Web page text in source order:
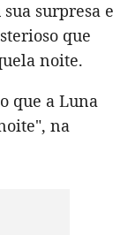
surpresa e
que
noite.
que a Luna
na